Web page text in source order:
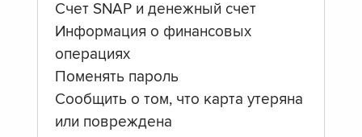
Счет SNAP и денежный счет
Информация о финансовых
операциях
Поменять пароль
Сообщить о том, что карта утеряна
или повреждена